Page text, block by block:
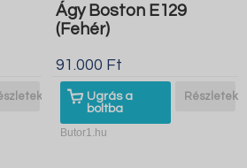
Ágy Boston E129
(Fehér)
91.000 Ft
Ugrás a
boltba
Részletek
Butor1.hu